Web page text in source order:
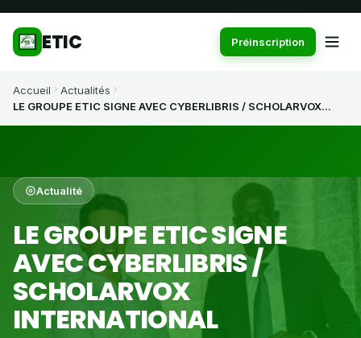
ETIC Préinscription
Accueil
Actualités
LE GROUPE ETIC SIGNE AVEC CYBERLIBRIS / SCHOLARVOX...
Actualité
LE GROUPE ETIC SIGNE
AVEC CYBERLIBRIS /
SCHOLARVOX
INTERNATIONAL